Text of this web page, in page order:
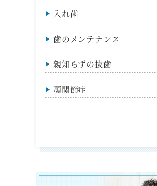
入れ歯
歯のメンテナンス
親知らずの抜歯
顎関節症